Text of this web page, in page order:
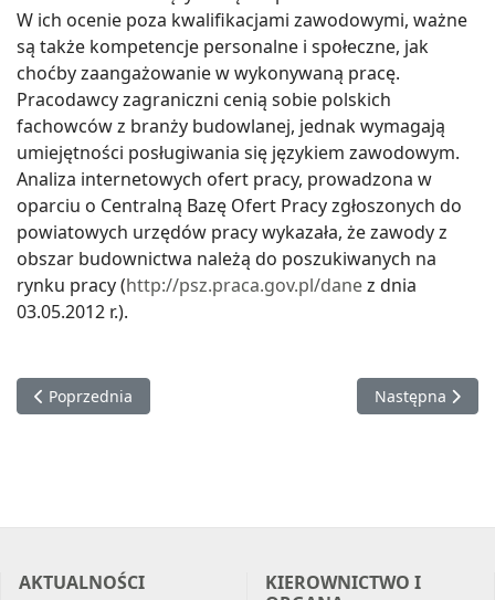
W ich ocenie poza kwalifikacjami zawodowymi, ważne
są także kompetencje personalne i społeczne, jak
choćby zaangażowanie w wykonywaną pracę.
Pracodawcy zagraniczni cenią sobie polskich
fachowców z branży budowlanej, jednak wymagają
umiejętności posługiwania się językiem zawodowym.
Analiza internetowych ofert pracy, prowadzona w
oparciu o Centralną Bazę Ofert Pracy zgłoszonych do
powiatowych urzędów pracy wykazała, że zawody z
obszar budownictwa należą do poszukiwanych na
rynku pracy (http://psz.praca.gov.pl/danez dnia
03.05.2012 r.).
Poprzednia strona: Murarz-tynkarz
Poprzednia Następna
Następna
AKTUALNOŚCI
KIEROWNICTWO I